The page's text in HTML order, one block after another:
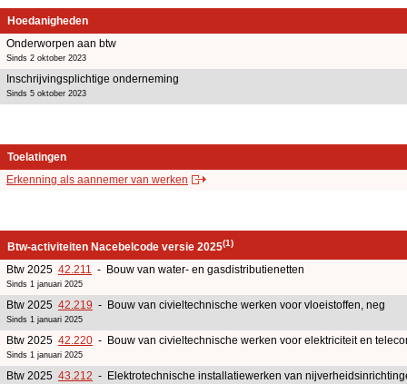
Hoedanigheden
Onderworpen aan btw
Sinds 2 oktober 2023
Inschrijvingsplichtige onderneming
Sinds 5 oktober 2023
Toelatingen
Erkenning als aannemer van werken
Btw-activiteiten Nacebelcode versie 2025(1)
Btw 2025 42.211 - Bouw van water- en gasdistributienetten
Sinds 1 januari 2025
Btw 2025 42.219 - Bouw van civieltechnische werken voor vloeistoffen, neg
Sinds 1 januari 2025
Btw 2025 42.220 - Bouw van civieltechnische werken voor elektriciteit en
Sinds 1 januari 2025
Btw 2025 43.212 - Elektrotechnische installatiewerken van